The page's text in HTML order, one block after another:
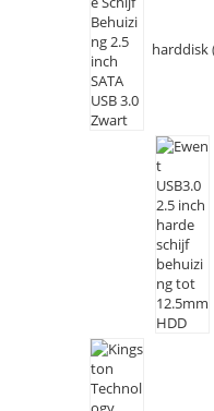
harddisk